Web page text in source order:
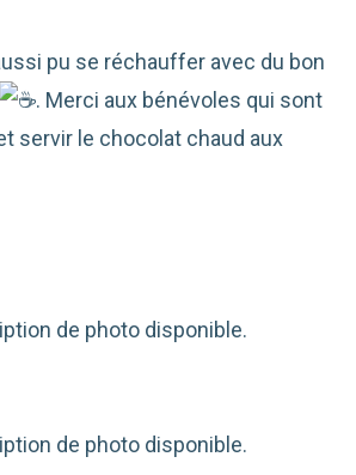
pu se réchauffer avec du bon
. Merci aux bénévoles qui sont
servir le chocolat chaud aux